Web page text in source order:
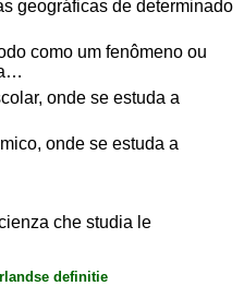
geográficas de determinado
como um fenômeno ou
onde se estuda a
onde se estuda a
che studia le
definitie